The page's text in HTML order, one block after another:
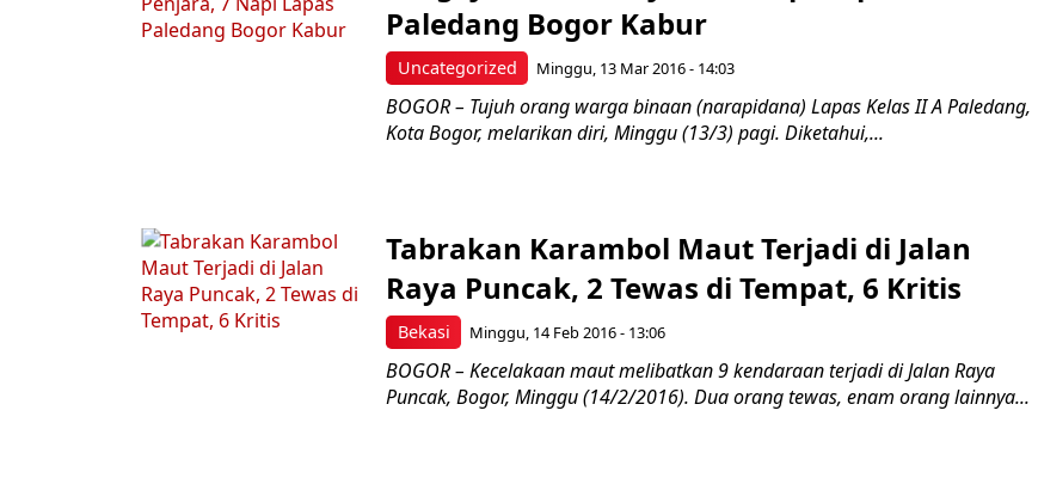
Uncategorized
Paledang Bogor Kabur
Minggu, 13 Mar 2016 - 14:03
BOGOR – Tujuh orang warga binaan (narapidana) Lapas Kelas II A Paledang,
Kota Bogor, melarikan diri, Minggu (13/3) pagi. Diketahui,...
Bekasi
Tabrakan Karambol Maut Terjadi di Jalan
Raya Puncak, 2 Tewas di Tempat, 6 Kritis
Minggu, 14 Feb 2016 - 13:06
BOGOR – Kecelakaan maut melibatkan 9 kendaraan terjadi di Jalan Raya
Puncak, Bogor, Minggu (14/2/2016). Dua orang tewas, enam orang lainnya...